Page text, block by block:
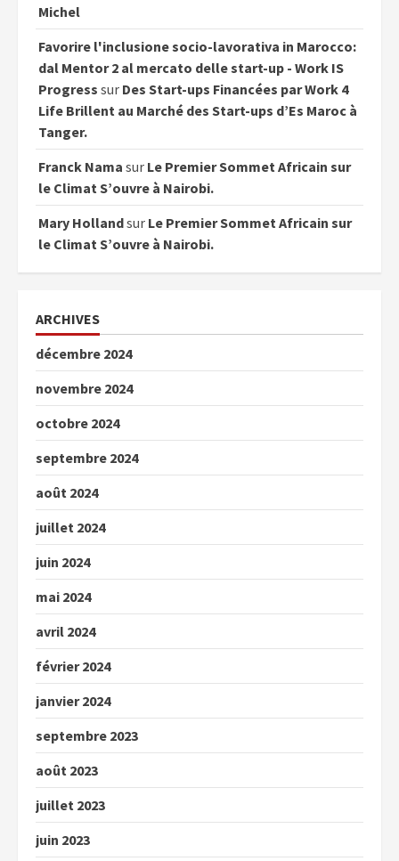
Michel
Favorire l'inclusione socio-lavorativa in Marocco:
dal Mentor 2 al mercato delle start-up - Work IS
Progress sur Des Start-ups Financées par Work 4
Life Brillent au Marché des Start-ups d’Es Maroc à
Tanger.
Franck Nama sur Le Premier Sommet Africain sur
le Climat S’ouvre à Nairobi.
Mary Hollandsur Le Premier Sommet Africain sur
le Climat S’ouvre à Nairobi.
ARCHIVES
décembre 2024
novembre 2024
octobre 2024
septembre 2024
août 2024
juillet 2024
juin 2024
mai 2024
avril 2024
février 2024
janvier 2024
septembre 2023
août 2023
juillet 2023
juin 2023